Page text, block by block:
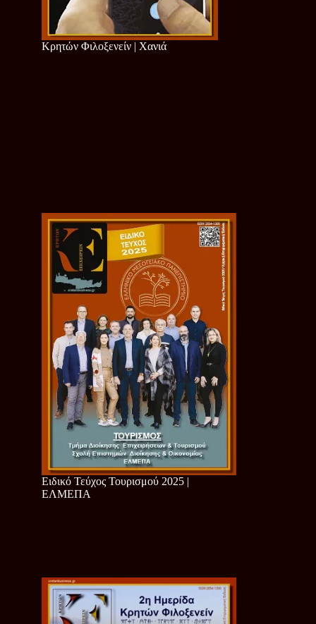
Κρητών Φιλοξενείν | Χανιά
Ειδικό Τεύχος Τουρισμού 2025 |
ΕΛΜΕΠΑ